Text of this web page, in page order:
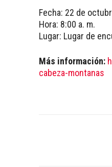
Fecha: 22 de
Hora: 8:00 a. m.
Lugar: Lugar de
Más información:
cabeza-montanas